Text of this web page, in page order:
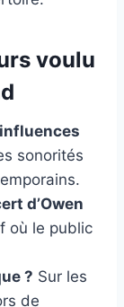
voulu
sonorités
d’Owen
où le public
? Sur les
de